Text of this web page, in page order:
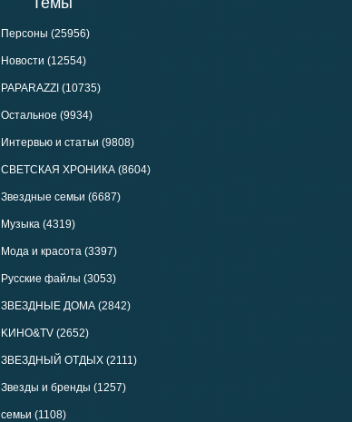
Персоны (25956)
Новости (12554)
PAPARAZZI (10735)
Остальное (9934)
Интервью и статьи (9808)
СВЕТСКАЯ ХРОНИКА (8604)
Звездные семьи (6687)
Музыка (4319)
Мода и красота (3397)
Русские файлы (3053)
ЗВЕЗДНЫЕ ДОМА (2842)
KИНО&TV (2652)
ЗВЕЗДНЫЙ ОТДЫХ (2111)
Звезды и бренды (1257)
семьи (1108)